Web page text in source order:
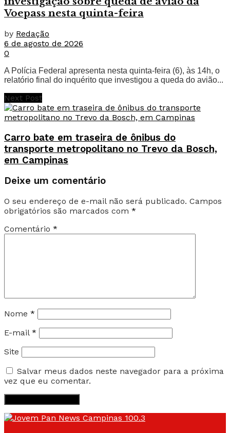
Voepass nesta quinta-feira
by Redação
6 de agosto de 2026
0
A Polícia Federal apresenta nesta quinta-feira (6), às 14h, o
relatório final do inquérito que investigou a queda do avião...
Next Post
Carro bate em traseira de ônibus do
transporte metropolitano no Trevo da Bosch,
em Campinas
Deixe um comentário
O seu endereço de e-mail não será publicado. Campos
obrigatórios são marcados com *
Comentário *
Nome *
E-mail *
Site
Salvar meus dados neste navegador para a próxima
vez que eu comentar.